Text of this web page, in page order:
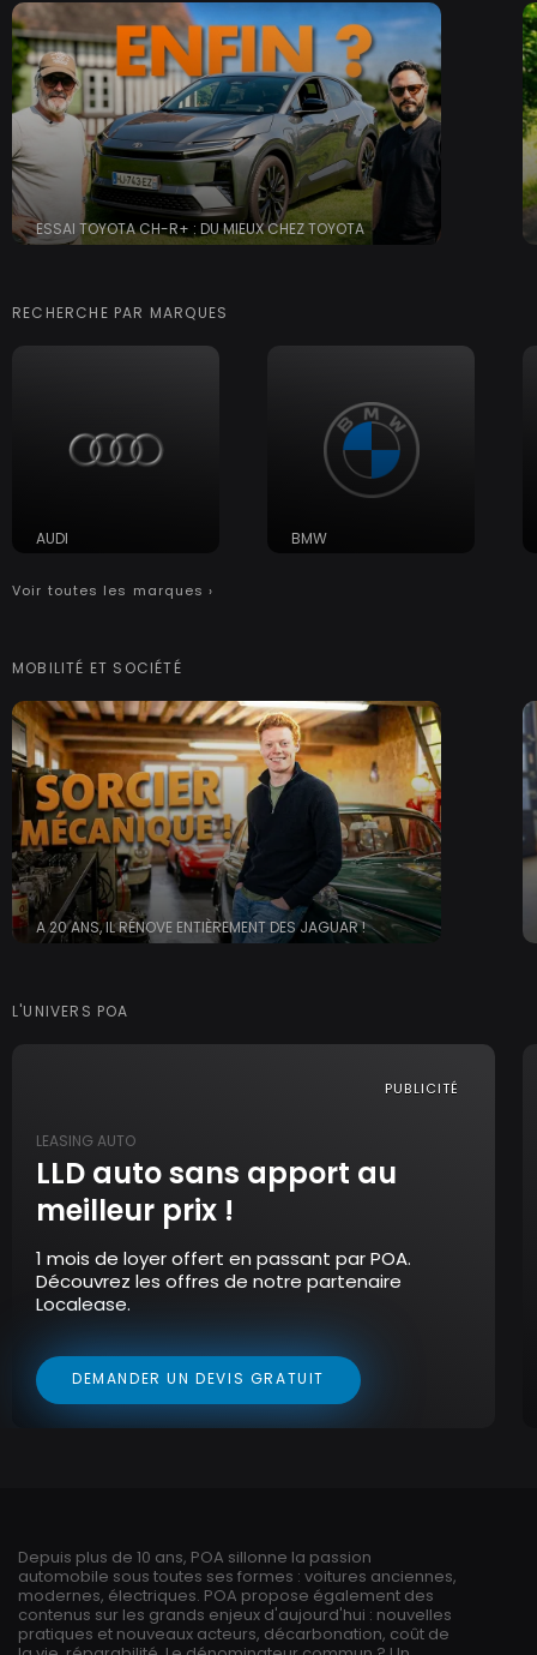
ESSAI TOYOTA CH-R+ : DU MIEUX CHEZ TOYOTA
RECHERCHE PAR MARQUES
AUDI BMW
Voir toutes les marques ›
MOBILITÉ ET SOCIÉTÉ
A 20 ANS, IL RÉNOVE ENTIÈREMENT DES JAGUAR !
L'UNIVERS POA
PUBLICITÉ
LEASING AUTO
LLD auto sans apport au
meilleur prix !
1 mois de loyer offert en passant par POA.
Découvrez les offres de notre partenaire
Localease.
DEMANDER UN DEVIS GRATUIT
Depuis plus de 10 ans, POA sillonne la passion
automobile sous toutes ses formes : voitures anciennes,
modernes, électriques. POA propose également des
contenus sur les grands enjeux d'aujourd'hui : nouvelles
pratiques et nouveaux acteurs, décarbonation, coût de